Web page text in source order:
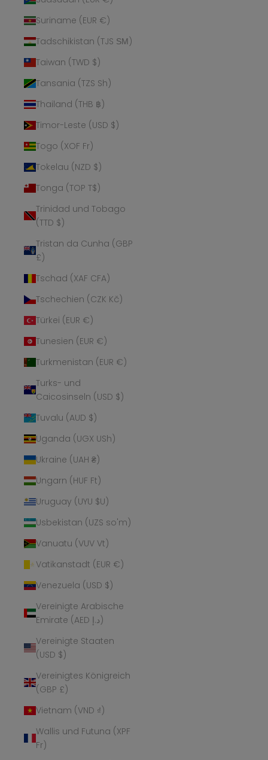
Suriname (EUR €)
Tadschikistan (TJS ЅМ)
Taiwan (TWD $)
Tansania (TZS Sh)
Thailand (THB ฿)
Timor-Leste (USD $)
Togo (XOF Fr)
Tokelau (NZD $)
Tonga (TOP T$)
Trinidad und Tobago
(TTD $)
Tristan da Cunha (GBP
£)
Tschad (XAF CFA)
Tschechien (CZK Kč)
Türkei (EUR €)
Tunesien (EUR €)
Turkmenistan (EUR €)
Turks- und
Caicosinseln (USD $)
Tuvalu (AUD $)
Uganda (UGX USh)
Ukraine (UAH ₴)
Ungarn (HUF Ft)
Uruguay (UYU $U)
Usbekistan (UZS so'm)
Vanuatu (VUV Vt)
Vatikanstadt (EUR €)
Venezuela (USD $)
Vereinigte Arabische
Emirate (AED د.إ)
Vereinigte Staaten
(USD $)
Vereinigtes Königreich
(GBP £)
Vietnam (VND ₫)
Wallis und Futuna (XPF
Fr)